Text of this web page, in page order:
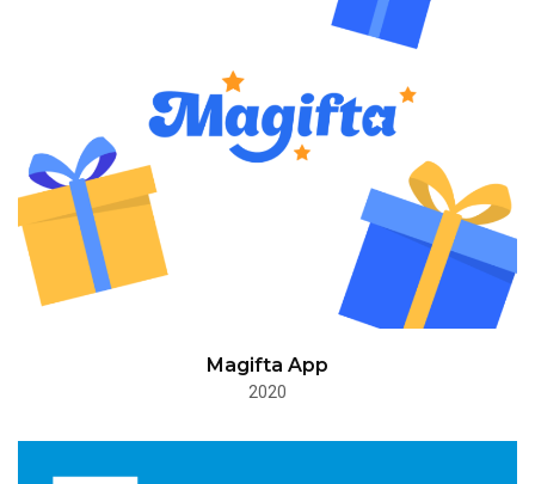
Magifta App
2020